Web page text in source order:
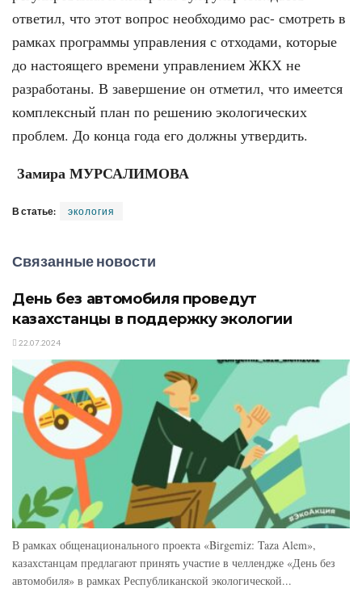
ответил, что этот вопрос необходимо рас- смотреть в
рамках программы управления с отходами, которые
до настоящего времени управлением ЖКХ не
разработаны. В завершение он отметил, что имеется
комплексный план по решению экологических
проблем. До конца года его должны утвердить.
Замира МУРСАЛИМОВА
В статье: экология
Связанные новости
День без автомобиля проведут
казахстанцы в поддержку экологии
22.07.2024
В рамках общенационального проекта «Birgemiz: Taza Alem»,
казахстанцам предлагают принять участие в челлендже «День без
автомобиля» в рамках Республиканской экологической...